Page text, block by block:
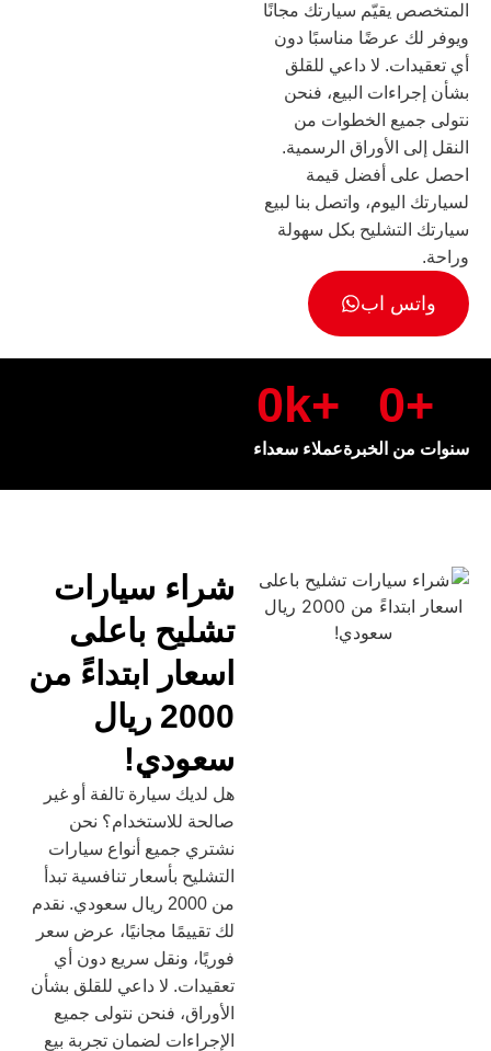
المتخصص يقيّم سيارتك مجانًا
ويوفر لك عرضًا مناسبًا دون
أي تعقيدات. لا داعي للقلق
بشأن إجراءات البيع، فنحن
نتولى جميع الخطوات من
النقل إلى الأوراق الرسمية.
احصل على أفضل قيمة
لسيارتك اليوم، واتصل بنا لبيع
سيارتك التشليح بكل سهولة
وراحة.
واتس اب
سنوات من الخبرة
+
0
عملاء سعداء
+k
0
شراء سيارات
تشليح باعلى
اسعار ابتداءً من
2000 ريال
سعودي!
هل لديك سيارة تالفة أو غير
صالحة للاستخدام؟ نحن
نشتري جميع أنواع سيارات
التشليح بأسعار تنافسية تبدأ
من 2000 ريال سعودي. نقدم
لك تقييمًا مجانيًا، عرض سعر
فوريًا، ونقل سريع دون أي
تعقيدات. لا داعي للقلق بشأن
الأوراق، فنحن نتولى جميع
الإجراءات لضمان تجربة بيع